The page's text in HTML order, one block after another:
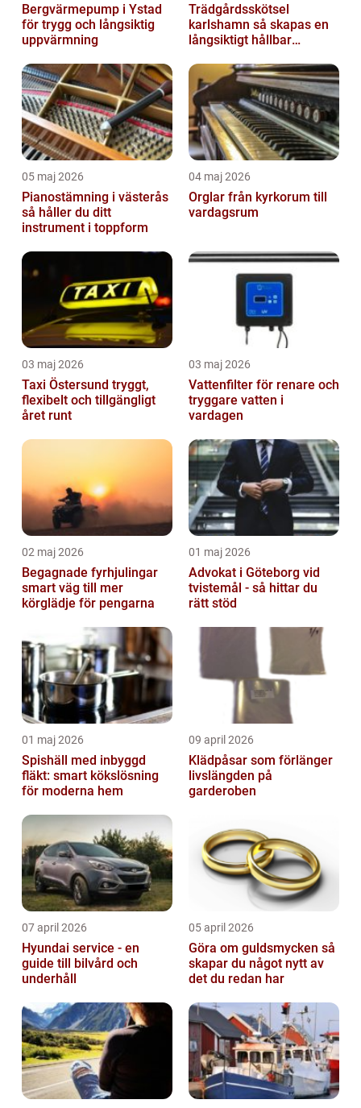
Bergvärmepump i Ystad
för trygg och långsiktig
uppvärmning
Trädgårdsskötsel
karlshamn så skapas en
långsiktigt hållbar
05 maj 2026
Pianostämning i västerås
så håller du ditt
instrument i toppform
04 maj 2026
Orglar från kyrkorum till
vardagsrum
03 maj 2026
Taxi Östersund tryggt,
flexibelt och tillgängligt
året runt
03 maj 2026
Vattenfilter för renare och
tryggare vatten i
vardagen
02 maj 2026
Begagnade fyrhjulingar
smart väg till mer
körglädje för pengarna
01 maj 2026
Advokat i Göteborg vid
tvistemål - så hittar du
rätt stöd
01 maj 2026
Spishäll med inbyggd
fläkt: smart kökslösning
för moderna hem
09 april 2026
Klädpåsar som förlänger
livslängden på
garderoben
07 april 2026
Hyundai service - en
guide till bilvård och
underhåll
05 april 2026
Göra om guldsmycken så
skapar du något nytt av
det du redan har